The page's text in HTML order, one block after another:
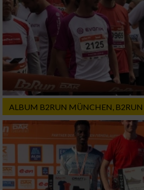
ALBUM B2RUN MÜNCHEN, B2RUN
Geräte anhand von aktiv
Informationen identifizieren
Nicht-IAB-Verarbeitungszwecke:
Notwendig
Performance
Funktional
Werbung